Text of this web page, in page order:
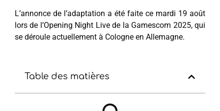
L’annonce de l’adaptation a été faite ce mardi 19 août
lors de l’Opening Night Live de la Gamescom 2025, qui
se déroule actuellement à Cologne en Allemagne.
Table des matières